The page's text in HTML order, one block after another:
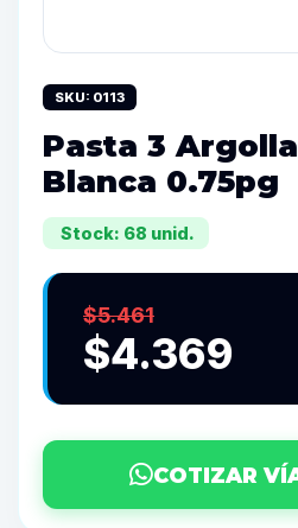
SKU: 0113
Pasta 3
Blanca 0.75pg
Stock: 68 unid.
$5.461
$4.369
COTIZAR